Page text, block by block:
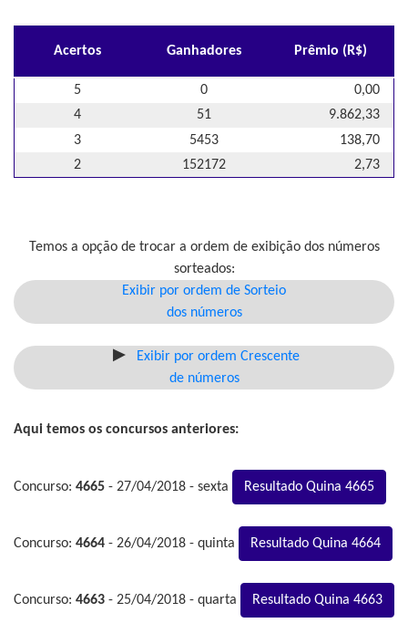
Acertos Ganhadores Prêmio (R$)
5 0
0,00
4
51
9.862,33
3
5453
138,70
2
152172 2,73
Temos a opção de trocar a ordem de exibição dos números
sorteados:
Exibir por ordem de Sorteio
dos números
Exibir por ordem Crescente
de números
Aqui temos os concursos anteriores:
Concurso: 4665 - 27/04/2018 - sexta Resultado Quina 4665
Concurso: 4664 - 26/04/2018 - quinta Resultado Quina 4664
Concurso: 4663 - 25/04/2018 - quarta Resultado Quina 4663